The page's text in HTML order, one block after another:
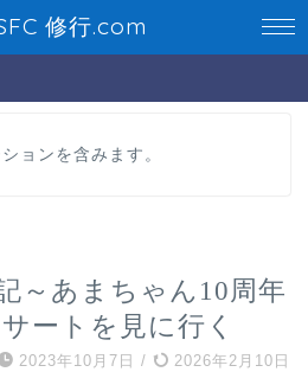
修行.com
ョンを含みます。
～あまちゃん10周年
ートを見に行く
2023年10月7日 / 2026年2月10日